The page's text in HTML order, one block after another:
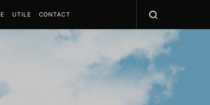
UTILE CONTACT